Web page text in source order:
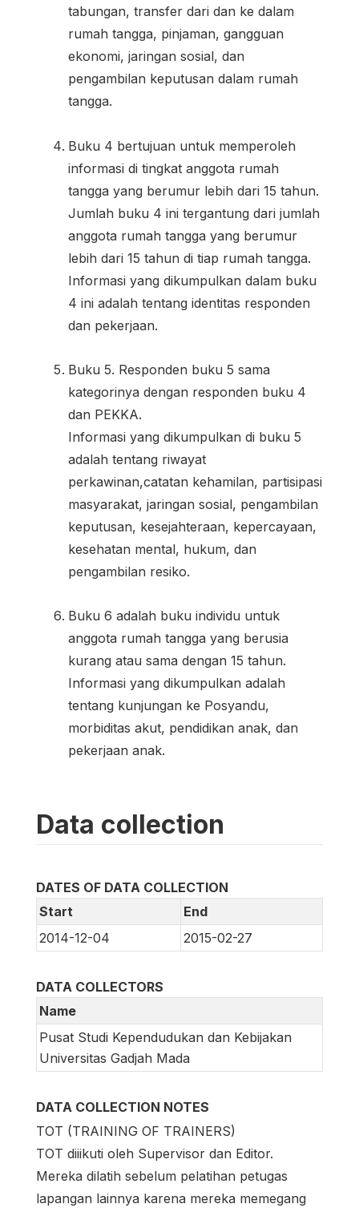
tabungan, transfer dari dan ke dalam
rumah tangga, pinjaman, gangguan
ekonomi, jaringan sosial, dan
pengambilan keputusan dalam rumah
tangga.
Buku 4 bertujuan untuk memperoleh
informasi di tingkat anggota rumah
tangga yang berumur lebih dari 15 tahun.
Jumlah buku 4 ini tergantung dari jumlah
anggota rumah tangga yang berumur
lebih dari 15 tahun di tiap rumah tangga.
Informasi yang dikumpulkan dalam buku
4 ini adalah tentang identitas responden
dan pekerjaan.
Buku 5. Responden buku 5 sama
kategorinya dengan responden buku 4
dan PEKKA.
Informasi yang dikumpulkan di buku 5
adalah tentang riwayat
perkawinan,catatan kehamilan, partisipasi
masyarakat, jaringan sosial, pengambilan
keputusan, kesejahteraan, kepercayaan,
kesehatan mental, hukum, dan
pengambilan resiko.
Buku 6 adalah buku individu untuk
anggota rumah tangga yang berusia
kurang atau sama dengan 15 tahun.
Informasi yang dikumpulkan adalah
tentang kunjungan ke Posyandu,
morbiditas akut, pendidikan anak, dan
pekerjaan anak.
Data collection
DATES OF DATA COLLECTION
Start
End
2014-12-04
2015-02-27
DATA COLLECTORS
Name
Pusat Studi Kependudukan dan Kebijakan
Universitas Gadjah Mada
DATA COLLECTION NOTES
TOT (TRAINING OF TRAINERS)
TOT diiikuti oleh Supervisor dan Editor.
Mereka dilatih sebelum pelatihan petugas
lapangan lainnya karena mereka memegang